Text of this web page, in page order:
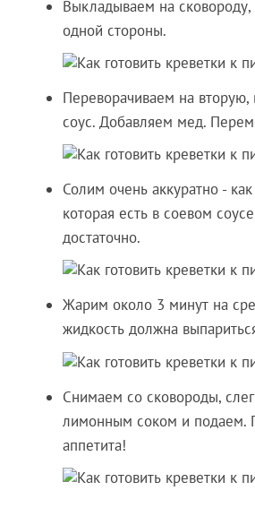
Выкладываем на
одной стороны.
Переворачиваем на
соус. Добавляем мед.
Солим очень аккуратно -
которая есть в соевом
достаточно.
Жарим около 3 минут на
жидкость должна
Снимаем со сковороды,
лимонным соком и подаем.
аппетита!